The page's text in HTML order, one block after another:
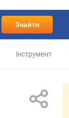
Знайти
Інструмент